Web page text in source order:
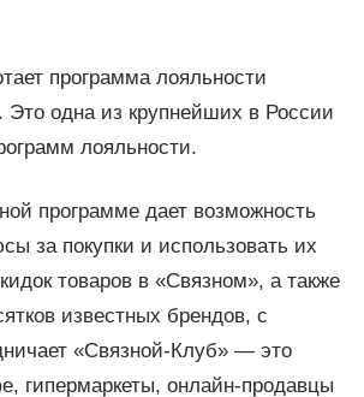
программа лояльности
Это одна из крупнейших в России
лояльности.
программе дает возможность
за покупки и использовать их
товаров в «Связном», а также
известных брендов, с
«Связной-Клуб» — это
гипермаркеты, онлайн-продавцы